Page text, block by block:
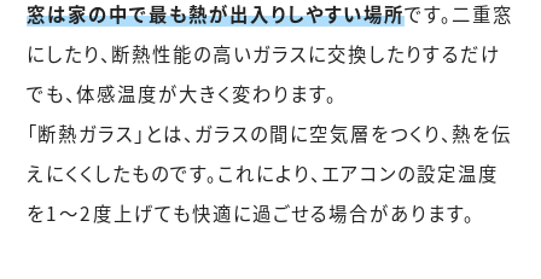
窓は家の中で最も熱が出入りしやすい場所です。二重窓
にしたり、断熱性能の高いガラスに交換したりするだけ
でも、体感温度が大きく変わります。
「断熱ガラス」とは、ガラスの間に空気層をつくり、熱を伝
えにくくしたものです。これにより、エアコンの設定温度
を1〜2度上げても快適に過ごせる場合があります。